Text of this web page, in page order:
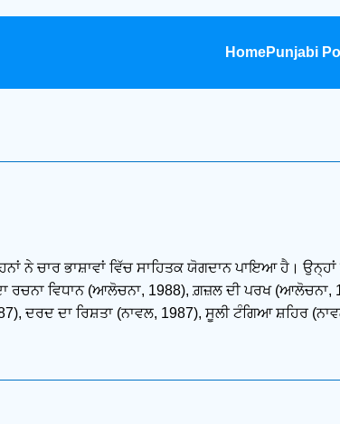
HomePunjabi
ਨੇ ਚਾਰ ਭਾਸ਼ਾਵਾਂ ਵਿੱਚ ਸਾਹਿਤਕ ਯੋਗਦਾਨ ਪਾਇਆ ਹੈ। ਉਨ੍ਹਾਂ
ਰਚਨਾ ਵਿਧਾਨ (ਆਲੋਚਨਾ, 1988), ਗ਼ਜ਼ਲ ਦੀ ਪਰਖ (ਆਲੋਚਨਾ,
ਦਰਦ ਦਾ ਰਿਸ਼ਤਾ (ਨਾਵਲ, 1987), ਸੂਲੀ ਟੰਗਿਆ ਸ਼ਹਿਰ